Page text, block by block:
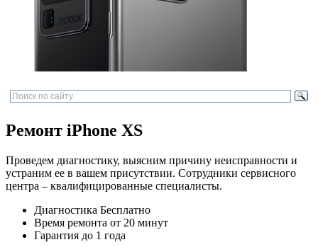
Ремонт iPhone XS
Проведем диагностику, выясним причину неисправности и
устраним ее в вашем присутствии. Сотрудники сервисного
центра – квалифицированные специалисты.
Диагностика Бесплатно
Время ремонта от 20 минут
Гарантия до 1 года